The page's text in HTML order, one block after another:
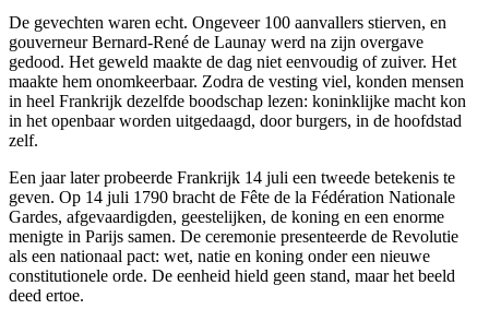
De gevechten waren echt. Ongeveer 100 aanvallers stierven, en
gouverneur Bernard-René de Launay werd na zijn overgave
gedood. Het geweld maakte de dag niet eenvoudig of zuiver. Het
maakte hem onomkeerbaar. Zodra de vesting viel, konden mensen
in heel Frankrijk dezelfde boodschap lezen: koninklijke macht kon
in het openbaar worden uitgedaagd, door burgers, in de hoofdstad
zelf.
Een jaar later probeerde Frankrijk 14 juli een tweede betekenis te
geven. Op 14 juli 1790 bracht de Fête de la Fédération Nationale
Gardes, afgevaardigden, geestelijken, de koning en een enorme
menigte in Parijs samen. De ceremonie presenteerde de Revolutie
als een nationaal pact: wet, natie en koning onder een nieuwe
constitutionele orde. De eenheid hield geen stand, maar het beeld
deed ertoe.